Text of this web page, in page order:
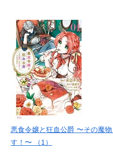
悪食令嬢と狂血公爵 〜その魔
す！〜 （1）